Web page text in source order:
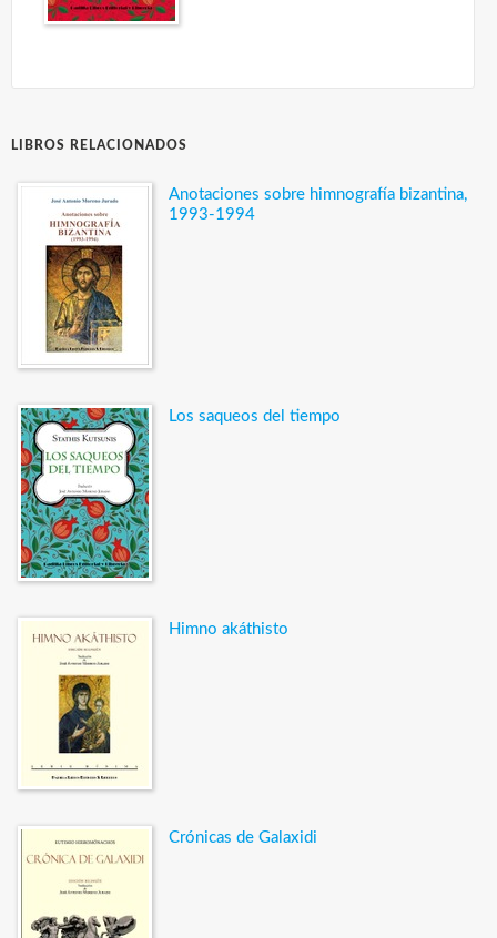
LIBROS RELACIONADOS
Anotaciones sobre himnografía bizantina,
1993-1994
Los saqueos del tiempo
Himno akáthisto
Crónicas de Galaxidi